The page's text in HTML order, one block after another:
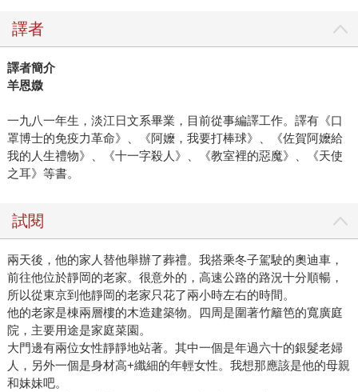
譯者
譯者簡介
羊恩媺
一九八一年生，淡江日文系畢業，目前從事編譯工作。譯有《口
罩博士的免疫力革命》、《阿嬤，我要打棒球》、《佐賀阿嬤給
我的人生禮物》、《十一字殺人》、《教室裡的惡魔》、《天使
之耳》等書。
試閱
兩天後，他的家人替他舉辦了葬禮。我搭乘冬子駕駛的奧迪車，
前往他位於靜岡的老家。很意外的，高速公路的路況十分順暢，
所以從東京到他靜岡的老家只花了兩小時左右的時間。
他的老家是棟兩層樓的木造建築物。四周是圍著竹籬笆的寬廣庭
院，主要用途是家庭菜園。
大門邊有兩位女性靜靜地站著。其中一個是年過六十的銀髮老婦
人，另外一個是身材高+纖細的年輕女性。我想那應該是他的母親
和妹妹吧。